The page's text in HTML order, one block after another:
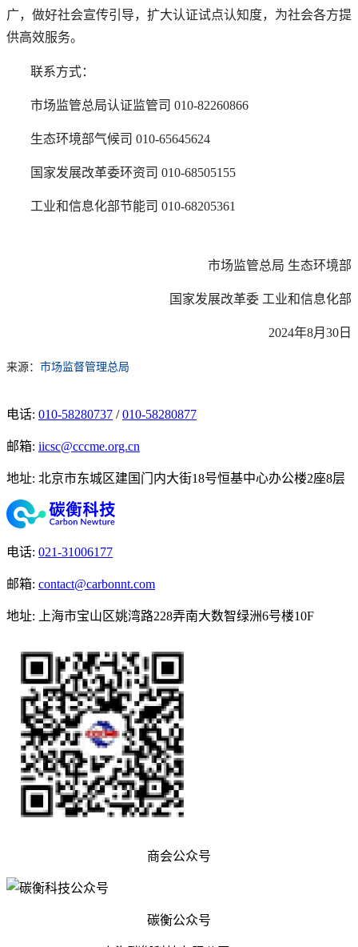
广，做好社会宣传引导，扩大认证试点认知度，为社会各方提
供高效服务。
联系方式：
市场监管总局认证监管司 010-82260866
生态环境部气候司 010-65645624
国家发展改革委环资司 010-68505155
工业和信息化部节能司 010-68205361
市场监管总局 生态环境部
国家发展改革委 工业和信息化部
2024年8月30日
来源： 市场监督管理总局
电话: 010-58280737 /010-58280877
邮箱: iicsc@cccme.org.cn
地址: 北京市东城区建国门内大街18号恒基中心办公楼2座8层
电话: 021-31006177
邮箱: contact@carbonnt.com
地址: 上海市宝山区姚湾路228弄南大数智绿洲6号楼10F
商会公众号
碳衡公众号